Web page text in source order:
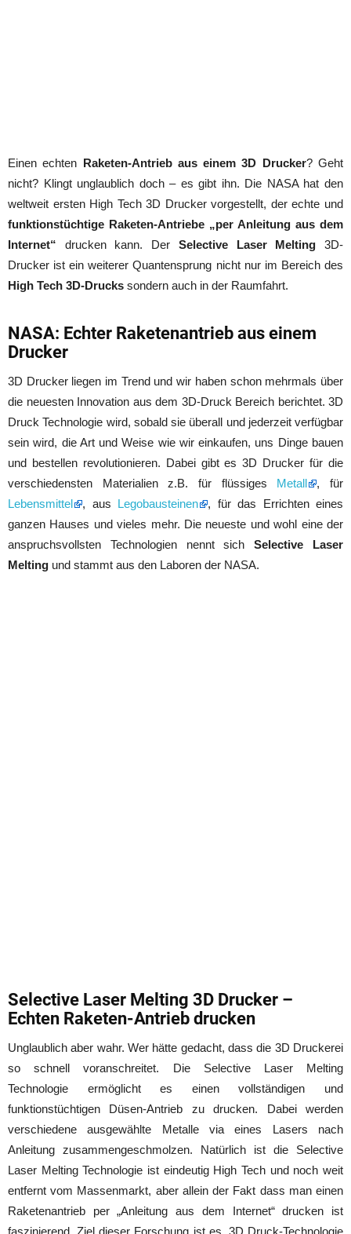
Einen echten Raketen-Antrieb aus einem 3D Drucker? Geht
nicht? Klingt unglaublich doch – es gibt ihn. Die NASA hat den
weltweit ersten High Tech 3D Drucker vorgestellt, der echte und
funktionstüchtige Raketen-Antriebe „per Anleitung aus dem
Internet“ drucken kann. Der Selective Laser Melting 3D-
Drucker ist ein weiterer Quantensprung nicht nur im Bereich des
High Tech 3D-Drucks sondern auch in der Raumfahrt.
NASA: Echter Raketenantrieb aus einem
Drucker
3D Drucker liegen im Trend und wir haben schon mehrmals über
die neuesten Innovation aus dem 3D-Druck Bereich berichtet. 3D
Druck Technologie wird, sobald sie überall und jederzeit verfügbar
sein wird, die Art und Weise wie wir einkaufen, uns Dinge bauen
und bestellen revolutionieren. Dabei gibt es 3D Drucker für die
verschiedensten Materialien z.B. für flüssiges Metall
, für
Lebensmittel
, aus Legobausteinen
, für das Errichten eines
ganzen Hauses und vieles mehr. Die neueste und wohl eine der
anspruchsvollsten Technologien nennt sichSelective Laser
Melting und stammt aus den Laboren der NASA.
Selective Laser Melting 3D Drucker –
Echten Raketen-Antrieb drucken
Unglaublich aber wahr. Wer hätte gedacht, dass die 3D Druckerei
so schnell voranschreitet. Die Selective Laser Melting
Technologie ermöglicht es einen vollständigen und
funktionstüchtigen Düsen-Antrieb zu drucken. Dabei werden
verschiedene ausgewählte Metalle via eines Lasers nach
Anleitung zusammengeschmolzen. Natürlich ist die Selective
Laser Melting Technologie ist eindeutig High Tech und noch weit
entfernt vom Massenmarkt, aber allein der Fakt dass man einen
Raketenantrieb per „Anleitung aus dem Internet“ drucken ist
faszinierend. Ziel dieser Forschung ist es, 3D Druck-Technologie